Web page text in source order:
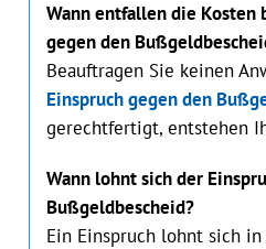
Wann entfallen die Kosten
gegen den
Beauftragen Sie keinen
Einspruch gegen den
gerechtfertigt, entstehen
Wann lohnt sich der
Bußgeldbescheid?
Ein Einspruch lohnt sich